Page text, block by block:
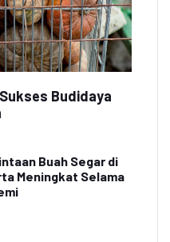
Budidaya
Buah Segar di
Meningkat Selama